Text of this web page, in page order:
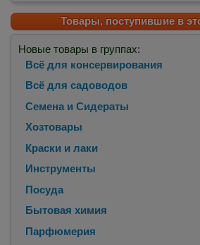
Товары, поступившие в
Новые товары в группах:
Всё для консервирования
Всё для садоводов
Семена и Сидераты
Хозтовары
Краски и лаки
Инструменты
Посуда
Бытовая химия
Парфюмерия